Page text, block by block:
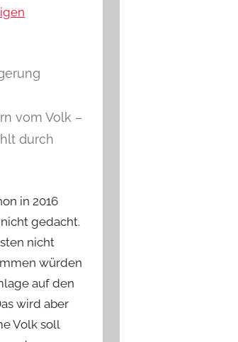
vom Volk –
durch
in 2016
gedacht.
nicht
würden
auf den
wird aber
Volk soll